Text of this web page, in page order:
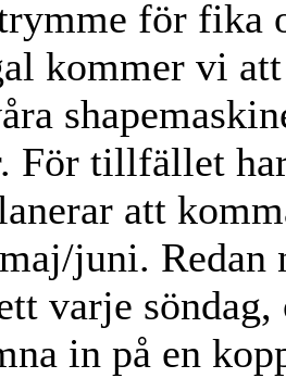
för fika
kommer vi
För tillfället
att
juni.
varje
in på en